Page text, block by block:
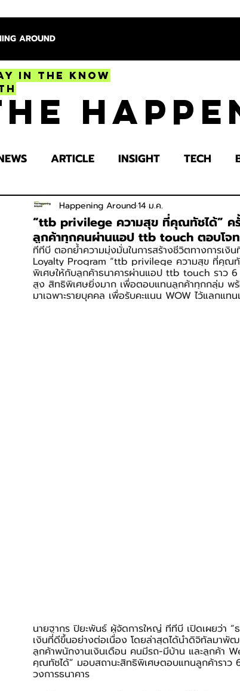
AROUND
in the Know
ARTICLE INSIGHT TECH
ENTERTAINMENT HEALTH
SPOTLIGHT TRY
“ttb privilege ​ความสุข ที่คุณทัชได้” ครั้
ลูกค้าทุกคนผ่านแอป ttb touch ตอบโจ
Happening Around14 ม.ค.
ทีทีบี ตอกย้ำความมุ่งมั่นในการสร้างชีวิตทางการเ
Loyalty Program “ttb privilege ความสุข ที่คุณทั
พิเศษให้กับลูกค้าธนาคารผ่านแอป ttb touch ราว 6
สูง สิทธิพิเศษยิ่งมาก เพื่อตอบแทนลูกค้าทุกกลุ่ม พร้
มาเฉพาะรายบุคคล เพื่อรับคะแนน WOW ไว้แลกแท
นายฐากร ปิยะพันธ์ ผู้จัดการใหญ่ ทีทีบี เปิดเผยว่า “
เงินที่ดีขึ้นอย่างต่อเนื่อง โดยล่าสุดได้นำดิจิทัลมาพัฒ
ลูกค้าพนักงานเงินเดือน คนมีรถ-มีบ้าน และลูกค้า
คุณทัชได้” มอบสถานะสิทธิพิเศษตอบแทนลูกค้ารา
วงการธนาคาร